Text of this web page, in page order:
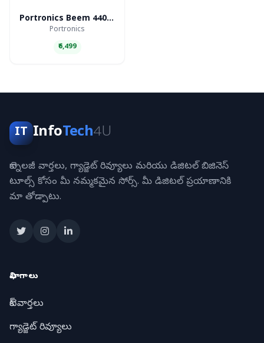
Portronics Beem 440 Smart LED Projector
Portronics
₹6,499
IT InfoTech4U
టెక్నాలజీ వార్తలు, గ్యాడ్జెట్ రివ్యూలు మరియు డిజిటల్ బిజినెస్
టూల్స్ కోసం మీ నమ్మకమైన సోర్స్. మీ డిజిటల్ ప్రయాణానికి
మా తోడ్పాటు.
విభాగాలు
టెక్ వార్తలు
గ్యాడ్జెట్ రివ్యూలు